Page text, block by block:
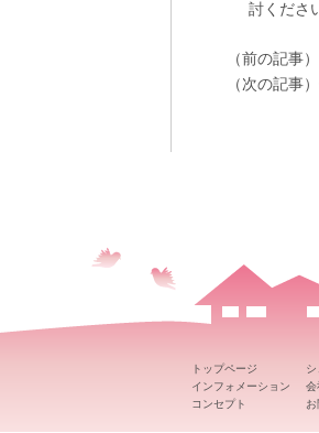
討くださ
（前の記事）
（次の記事）
トップページ
インフォメーション
コンセプト
会